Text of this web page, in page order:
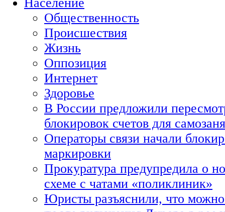
Общественность
Происшествия
Жизнь
Оппозиция
Интернет
Здоровье
В России предложили
блокировок счетов для
Операторы связи начали
маркировки
Прокуратура предупредила о
схеме с чатами «поликлиник»
Юристы разъяснили, что можно